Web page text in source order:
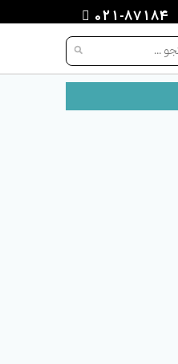
021-87184